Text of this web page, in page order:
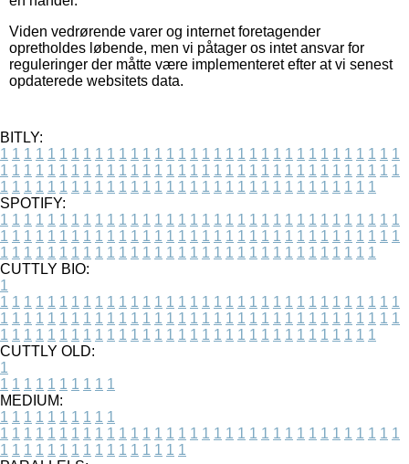
Viden vedrørende varer og internet foretagender
opretholdes løbende, men vi påtager os intet ansvar for
reguleringer der måtte være implementeret efter at vi senest
opdaterede websitets data.
BITLY:
1 1 1 1 1 1 1 1 1 1 1 1 1 1 1 1 1 1 1 1 1 1 1 1 1 1 1 1 1 1 1 1 1 1
1 1 1 1 1 1 1 1 1 1 1 1 1 1 1 1 1 1 1 1 1 1 1 1 1 1 1 1 1 1 1 1 1 1
1 1 1 1 1 1 1 1 1 1 1 1 1 1 1 1 1 1 1 1 1 1 1 1 1 1 1 1 1 1 1 1
SPOTIFY:
1 1 1 1 1 1 1 1 1 1 1 1 1 1 1 1 1 1 1 1 1 1 1 1 1 1 1 1 1 1 1 1 1 1
1 1 1 1 1 1 1 1 1 1 1 1 1 1 1 1 1 1 1 1 1 1 1 1 1 1 1 1 1 1 1 1 1 1
1 1 1 1 1 1 1 1 1 1 1 1 1 1 1 1 1 1 1 1 1 1 1 1 1 1 1 1 1 1 1 1
CUTTLY BIO:
1
1 1 1 1 1 1 1 1 1 1 1 1 1 1 1 1 1 1 1 1 1 1 1 1 1 1 1 1 1 1 1 1 1 1
1 1 1 1 1 1 1 1 1 1 1 1 1 1 1 1 1 1 1 1 1 1 1 1 1 1 1 1 1 1 1 1 1 1
1 1 1 1 1 1 1 1 1 1 1 1 1 1 1 1 1 1 1 1 1 1 1 1 1 1 1 1 1 1 1 1
CUTTLY OLD:
1
1 1 1 1 1 1 1 1 1 1
MEDIUM:
1 1 1 1 1 1 1 1 1 1
1 1 1 1 1 1 1 1 1 1 1 1 1 1 1 1 1 1 1 1 1 1 1 1 1 1 1 1 1 1 1 1 1 1
1 1 1 1 1 1 1 1 1 1 1 1 1 1 1 1